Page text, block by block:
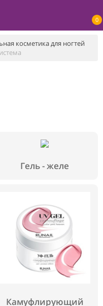
0
косметика для ногтей
Гель - желе
Камуфлирующий